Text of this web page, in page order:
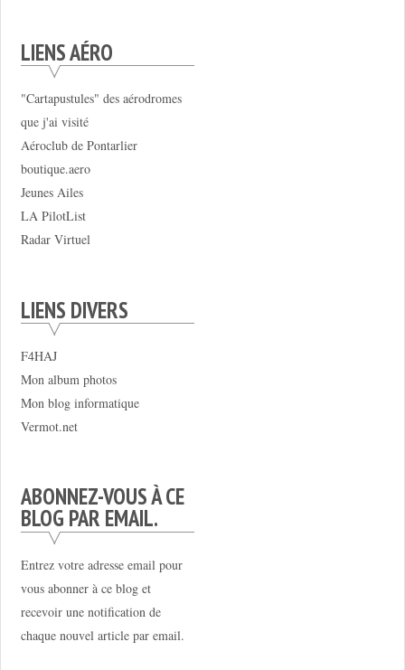
LIENS AÉRO
"Cartapustules" des aérodromes
que j'ai visité
Aéroclub de Pontarlier
boutique.aero
Jeunes Ailes
LA PilotList
Radar Virtuel
LIENS DIVERS
F4HAJ
Mon album photos
Mon blog informatique
Vermot.net
ABONNEZ-VOUS À CE
BLOG PAR EMAIL.
Entrez votre adresse email pour
vous abonner à ce blog et
recevoir une notification de
chaque nouvel article par email.